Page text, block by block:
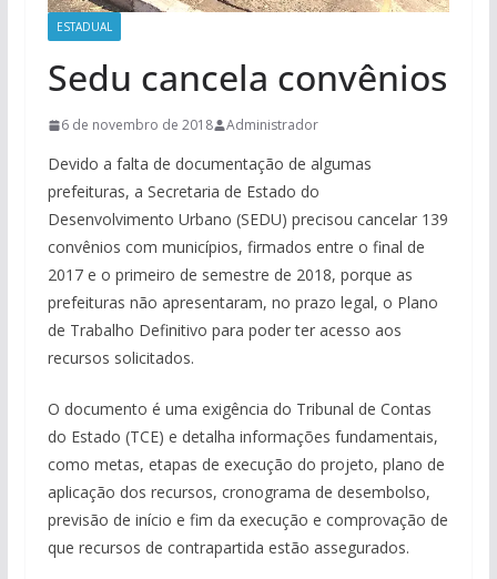
ESTADUAL
Sedu cancela convênios
6 de novembro de 2018 Administrador
Devido a falta de documentação de algumas
prefeituras, a Secretaria de Estado do
Desenvolvimento Urbano (SEDU) precisou cancelar 139
convênios com municípios, firmados entre o final de
2017 e o primeiro de semestre de 2018, porque as
prefeituras não apresentaram, no prazo legal, o Plano
de Trabalho Definitivo para poder ter acesso aos
recursos solicitados.
O documento é uma exigência do Tribunal de Contas
do Estado (TCE) e detalha informações fundamentais,
como metas, etapas de execução do projeto, plano de
aplicação dos recursos, cronograma de desembolso,
previsão de início e fim da execução e comprovação de
que recursos de contrapartida estão assegurados.